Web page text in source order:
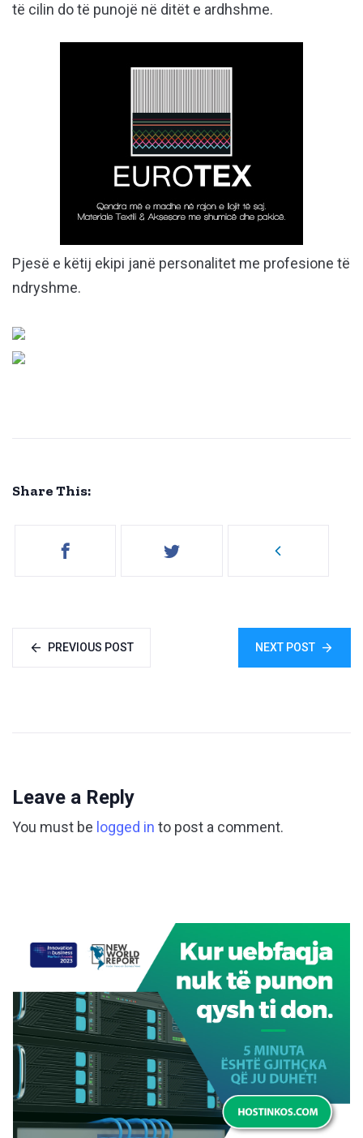
të cilin do të punojë në ditët e ardhshme.
Pjesë e këtij ekipi janë personalitet me profesione të
ndryshme.
Share This:
PREVIOUS POST NEXT POST
Leave a Reply
You must be logged in to post a comment.